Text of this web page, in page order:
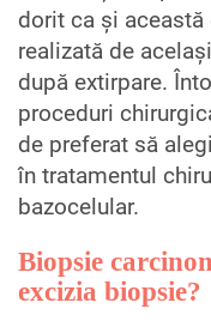
dorit ca și
realizată de
după extirpare.
proceduri
de preferat să
în tratamentul
bazocelular.
Biopsie
excizia biopsie?